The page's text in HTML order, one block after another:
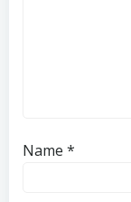
Name *